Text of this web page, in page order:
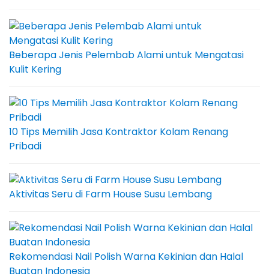
Beberapa Jenis Pelembab Alami untuk Mengatasi
Kulit Kering
10 Tips Memilih Jasa Kontraktor Kolam Renang
Pribadi
Aktivitas Seru di Farm House Susu Lembang
Rekomendasi Nail Polish Warna Kekinian dan Halal
Buatan Indonesia